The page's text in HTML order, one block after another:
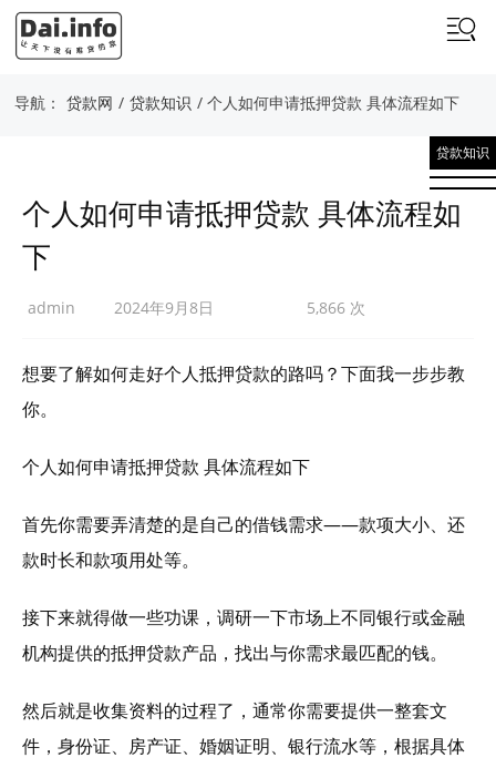
导航： 贷款网 / 贷款知识 / 个人如何申请抵押贷款 具体流程如下
贷款知识
个人如何申请抵押贷款 具体流程如
下
admin 2024年9月8日 5,866 次
想要了解如何走好个人抵押贷款的路吗？下面我一步步教
你。
个人如何申请抵押贷款 具体流程如下
首先你需要弄清楚的是自己的借钱需求——款项大小、还
款时长和款项用处等。
接下来就得做一些功课，调研一下市场上不同银行或金融
机构提供的抵押贷款产品，找出与你需求最匹配的钱。
然后就是收集资料的过程了，通常你需要提供一整套文
件，身份证、房产证、婚姻证明、银行流水等，根据具体